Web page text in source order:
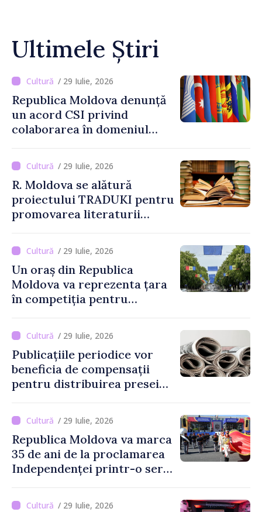
Ultimele Știri
/ 29 Iulie, 2026
Republica Moldova denunță
un acord CSI privind
colaborarea în domeniul
/ 29 Iulie, 2026
R. Moldova se alătură
proiectului TRADUKI pentru
promovarea literaturii
european
/ 29 Iulie, 2026
Un oraș din Republica
Moldova va reprezenta țara
în competiția pentru
Culturii 2033
/ 29 Iulie, 2026
Publicațiile periodice vor
beneficia de compensații
pentru distribuirea presei
/ 29 Iulie, 2026
Republica Moldova va marca
35 de ani de la proclamarea
Independenței printr-o serie
/ 29 Iulie, 2026